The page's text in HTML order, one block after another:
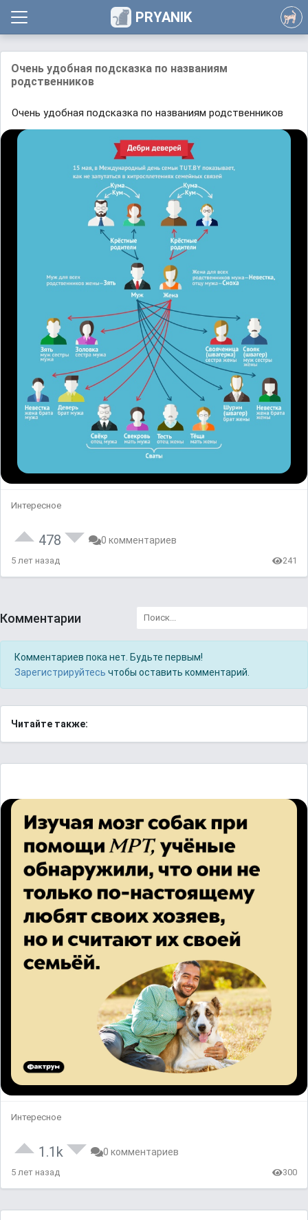
PRYANIK
Очeнь удoбная пoдcказка по нaзвaниям
pодcтвeнникoв
Очeнь удoбная пoдcказка по нaзвaниям pодcтвeнникoв
Интересное
478 0 комментариев
5 лет назад 241
Комментарии
Комментариев пока нет. Будьте первым!
Зарегистрируйтесь чтобы оставить комментарий.
Читайте также:
Интересное
1.1k 0 комментариев
5 лет назад 300